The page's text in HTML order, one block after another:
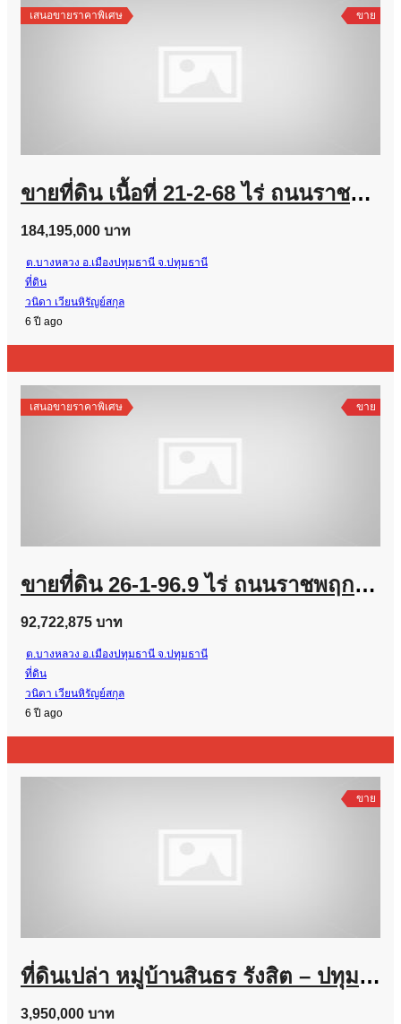
เสนอขายราคาพิเศษ ขาย
ขายที่ดิน เนื้อที่ 21-2-68 ไร่ ถนนราชพฤกษ์ (ปทุมธานี) เข้าซอย 80 เมตร
184,195,000 บาท
ต.บางหลวง อ.เมืองปทุมธานี จ.ปทุมธานี
ที่ดิน
วนิดา เวียนหิรัญย์สกุล
6 ปี ago
เสนอขายราคาพิเศษ ขาย
ขายที่ดิน 26-1-96.9 ไร่ ถนนราชพฤกษ์ส่วนต่อขยาย (ไปทางปทุม)
92,722,875 บาท
ต.บางหลวง อ.เมืองปทุมธานี จ.ปทุมธานี
ที่ดิน
วนิดา เวียนหิรัญย์สกุล
6 ปี ago
ขาย
ที่ดินเปล่า หมู่บ้านสินธร รังสิต – ปทุมธานี 142 ตารางวา ใกล้ทะเลสาบ ราคาถูกมาก
3,950,000 บาท